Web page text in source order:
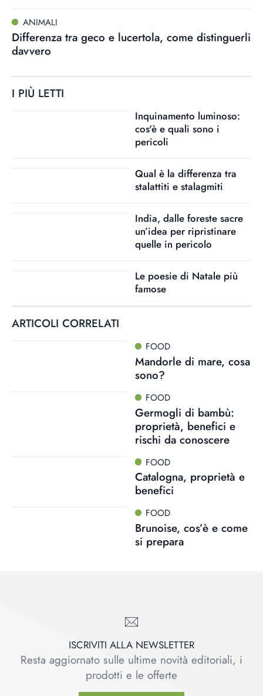
ANIMALI
Differenza tra geco e lucertola, come distinguerli
davvero
I PIÙ LETTI
Inquinamento luminoso:
cos'è e quali sono i
pericoli
Qual è la differenza tra
stalattiti e stalagmiti
India, dalle foreste sacre
un’idea per ripristinare
quelle in pericolo
Le poesie di Natale più
famose
ARTICOLI CORRELATI
FOOD
Mandorle di mare, cosa
sono?
FOOD
Germogli di bambù:
proprietà, benefici e
rischi da conoscere
FOOD
Catalogna, proprietà e
benefici
FOOD
Brunoise, cos’è e come
si prepara
ISCRIVITI ALLA NEWSLETTER
Resta aggiornato sulle ultime novità editoriali, i
prodotti e le offerte